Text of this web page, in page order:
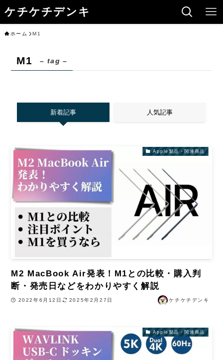
ケチケチデンキ
ホーム M1
M1 – tag –
新着記事 人気記事
Apple製品・関連商品
M2 MacBook Air発表！M1との比較・購入判
断・発売日などをわかりやすく解説
2022年6月12日 2025年2月27日 ケチケチデンキ
Apple製品・関連商品